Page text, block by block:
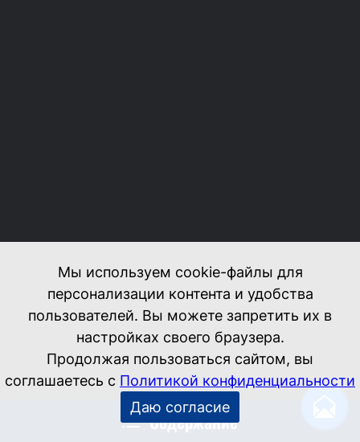
Содержание